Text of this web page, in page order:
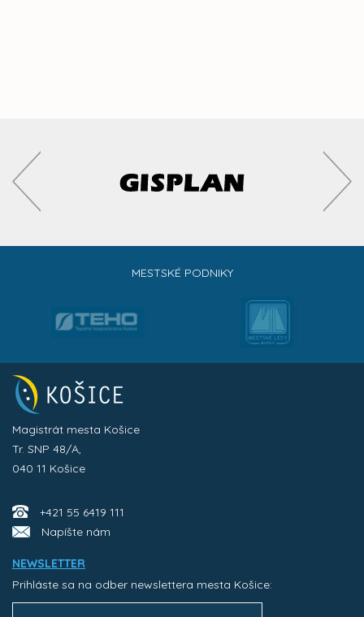
MESTSKÉ PODNIKY
Magistrát mesta Košice
Tr. SNP 48/A,
040 11 Košice
+421 55 6419 111
Napíšte nám
NEWSLETTER
Prihláste sa na odber newslettera mesta Košice: